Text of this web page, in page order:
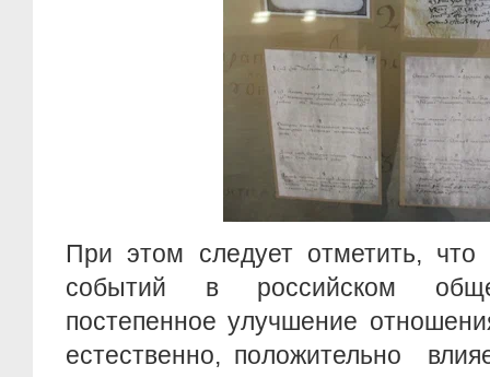
При этом следует отметить,
событий в российском
постепенное улучшение
естественно, положительно